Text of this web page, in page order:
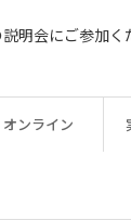
明会にご参加く
オンライン